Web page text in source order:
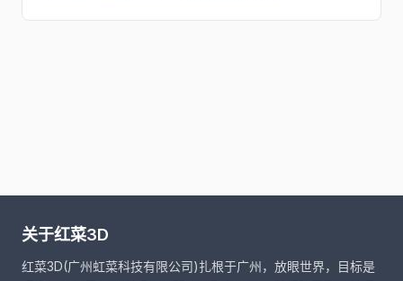
关于红菜3D
红菜3D(广州虹菜科技有限公司)扎根于广州，放眼世界，目标是